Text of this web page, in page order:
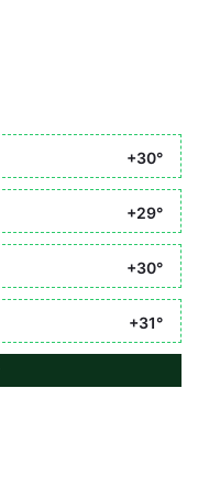
+30°
+29°
+30°
+31°